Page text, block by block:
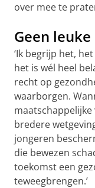
over mee te
Geen
‘Ik begrijp het,
het is wél heel
recht op
waarborgen.
bredere
jongeren
die bewezen
toekomst een
teweegbrengen.’